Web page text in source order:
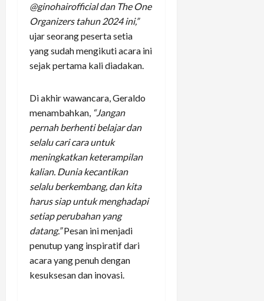
@ginohairofficial dan The One
Organizers tahun 2024 ini,”
ujar seorang peserta setia
yang sudah mengikuti acara ini
sejak pertama kali diadakan.
Di akhir wawancara, Geraldo
menambahkan, “Jangan
pernah berhenti belajar dan
selalu cari cara untuk
meningkatkan keterampilan
kalian. Dunia kecantikan
selalu berkembang, dan kita
harus siap untuk menghadapi
setiap perubahan yang
datang.”Pesan ini menjadi
penutup yang inspiratif dari
acara yang penuh dengan
kesuksesan dan inovasi.